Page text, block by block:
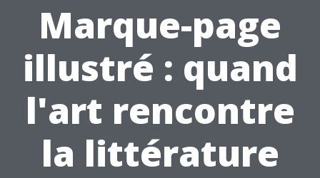
Marque-page
illustré : quand
l'art rencontre
la littérature